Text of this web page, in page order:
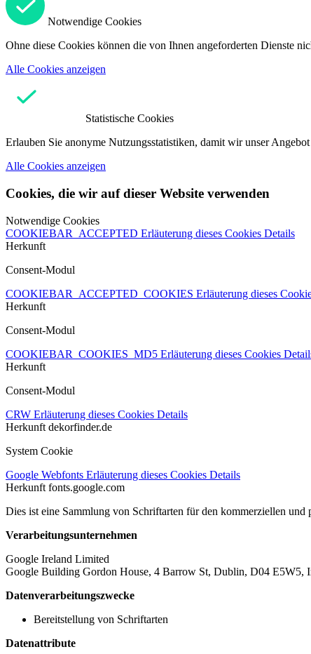
Notwendige Cookies
Ohne diese Cookies können die von Ihnen angeforderten Dienste
Alle Cookies anzeigen
Statistische Cookies
Erlauben Sie anonyme Nutzungsstatistiken, damit wir unser
Alle Cookies anzeigen
Cookies, die wir auf dieser Website verwenden
Notwendige Cookies
COOKIEBAR_ACCEPTED Erläuterung dieses Cookies Details
Herkunft
Consent-Modul
COOKIEBAR_ACCEPTED_COOKIES Erläuterung dieses
Herkunft
Consent-Modul
COOKIEBAR_COOKIES_MD5 Erläuterung dieses Cookies
Herkunft
Consent-Modul
CRW Erläuterung dieses Cookies Details
Herkunft dekorfinder.de
System Cookie
Google Webfonts Erläuterung dieses Cookies Details
Herkunft fonts.google.com
Dies ist eine Sammlung von Schriftarten für den kommerziellen und
Verarbeitungsunternehmen
Google Ireland Limited
Google Building Gordon House, 4 Barrow St, Dublin, D04 E5W5,
Datenverarbeitungszwecke
Bereitstellung von Schriftarten
Datenattribute